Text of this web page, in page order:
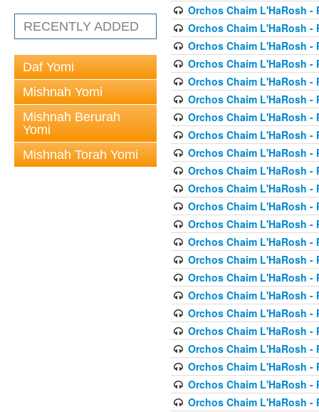
RECENTLY ADDED
Daf Yomi
Mishnah Yomi
Mishnah Berurah
Yomi
Mishnah Torah Yomi
Orchos Chaim L'HaRosh -
Orchos Chaim L'HaRosh -
Orchos Chaim L'HaRosh -
Orchos Chaim L'HaRosh -
Orchos Chaim L'HaRosh -
Orchos Chaim L'HaRosh -
Orchos Chaim L'HaRosh -
Orchos Chaim L'HaRosh -
Orchos Chaim L'HaRosh -
Orchos Chaim L'HaRosh -
Orchos Chaim L'HaRosh -
Orchos Chaim L'HaRosh -
Orchos Chaim L'HaRosh -
Orchos Chaim L'HaRosh -
Orchos Chaim L'HaRosh -
Orchos Chaim L'HaRosh -
Orchos Chaim L'HaRosh -
Orchos Chaim L'HaRosh -
Orchos Chaim L'HaRosh -
Orchos Chaim L'HaRosh -
Orchos Chaim L'HaRosh -
Orchos Chaim L'HaRosh -
Orchos Chaim L'HaRosh -